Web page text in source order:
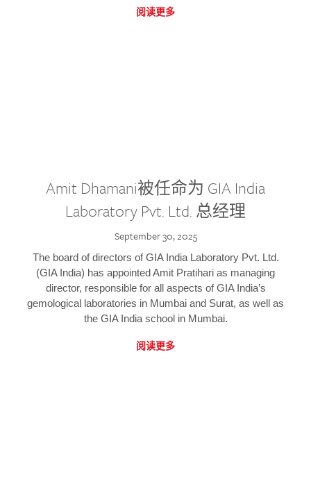
阅读更多
Amit Dhamani被任命为 GIA India
Laboratory Pvt. Ltd. 总经理
September 30, 2025
The board of directors of GIA India Laboratory Pvt. Ltd.
(GIA India) has appointed Amit Pratihari as managing
director, responsible for all aspects of GIA India’s
gemological laboratories in Mumbai and Surat, as well as
the GIA India school in Mumbai.
阅读更多